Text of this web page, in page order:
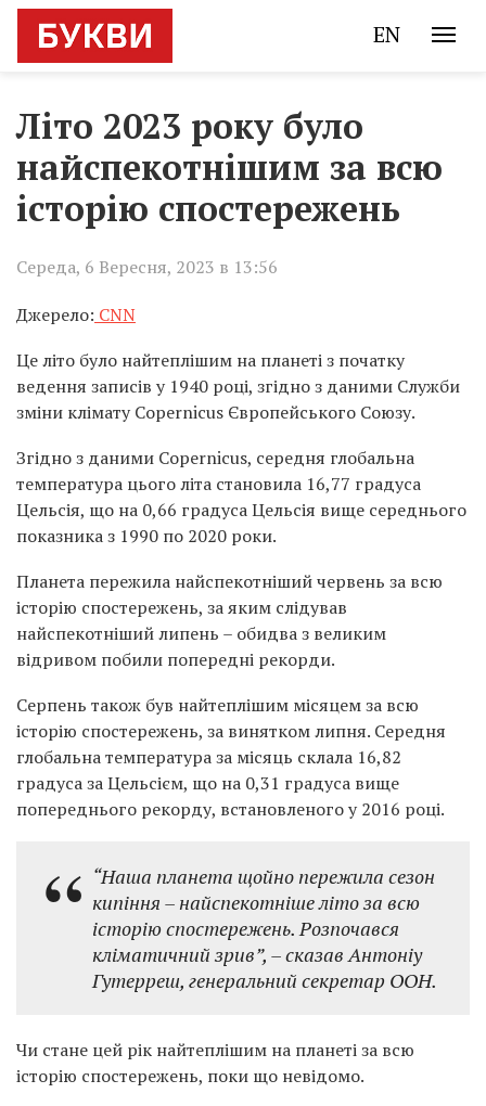
EN
Літо 2023 року було
найспекотнішим за всю
історію спостережень
Середа, 6 Вересня, 2023 в 13:56
Джерело: CNN
Це літо було найтеплішим на планеті з початку
ведення записів у 1940 році, згідно з даними Служби
зміни клімату Copernicus Європейського Союзу.
Згідно з даними Copernicus, середня глобальна
температура цього літа становила 16,77 градуса
Цельсія, що на 0,66 градуса Цельсія вище середнього
показника з 1990 по 2020 роки.
Планета пережила найспекотніший червень за всю
історію спостережень, за яким слідував
найспекотніший липень – обидва з великим
відривом побили попередні рекорди.
Серпень також був найтеплішим місяцем за всю
історію спостережень, за винятком липня. Середня
глобальна температура за місяць склала 16,82
градуса за Цельсієм, що на 0,31 градуса вище
попереднього рекорду, встановленого у 2016 році.
“Наша планета щойно пережила сезон
кипіння – найспекотніше літо за всю
історію спостережень. Розпочався
кліматичний зрив”, – сказав Антоніу
Гутерреш, генеральний секретар ООН.
Чи стане цей рік найтеплішим на планеті за всю
історію спостережень, поки що невідомо.